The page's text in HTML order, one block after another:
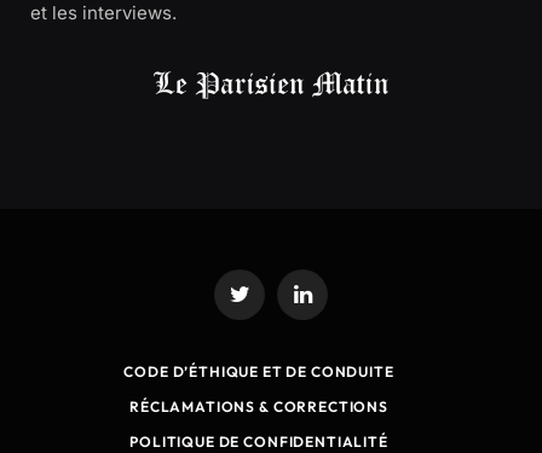
et les interviews.
Twitter LinkedIn
CODE D’ÉTHIQUE ET DE CONDUITE
RÉCLAMATIONS & CORRECTIONS
POLITIQUE DE CONFIDENTIALITÉ